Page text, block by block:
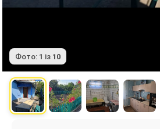
Фото: 1 із 10